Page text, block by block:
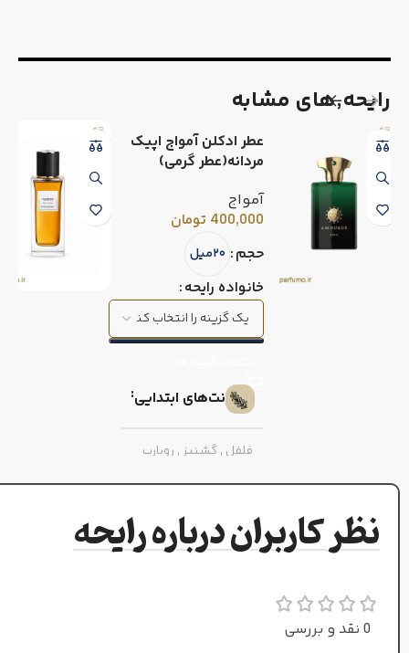
رایحه٬های مشابه
عطر ادکلن آمواج اپیک
مردانه(عطر گرمی)
آمواج
400,000 تومان
حجم ۲۰میل
خانواده رایحه
نت‌های ابتدایی
فلفل , گشنیز , روبارب
میخک
نظر کاربران درباره رایحه
0 نقد و بررسی